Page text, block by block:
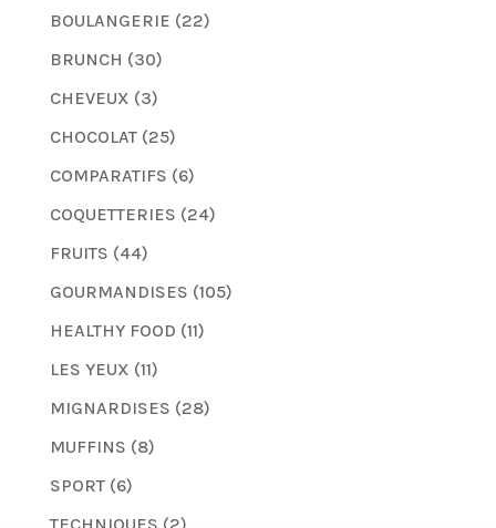
BOULANGERIE (22)
BRUNCH (30)
CHEVEUX (3)
CHOCOLAT(25)
COMPARATIFS (6)
COQUETTERIES (24)
FRUITS (44)
GOURMANDISES (105)
HEALTHY FOOD (11)
LES YEUX (11)
MIGNARDISES (28)
MUFFINS (8)
SPORT(6)